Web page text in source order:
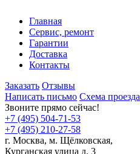
Главная
Сервис, ремонт
Гарантии
Доставка
Контакты
Заказать Отзывы
Написать письмо Схема проезда
Звоните прямо сейчас!
+7 (495) 504-71-53
+7 (495) 210-27-58
г. Москва, м. Щёлковская,
Курганская улица д. 3